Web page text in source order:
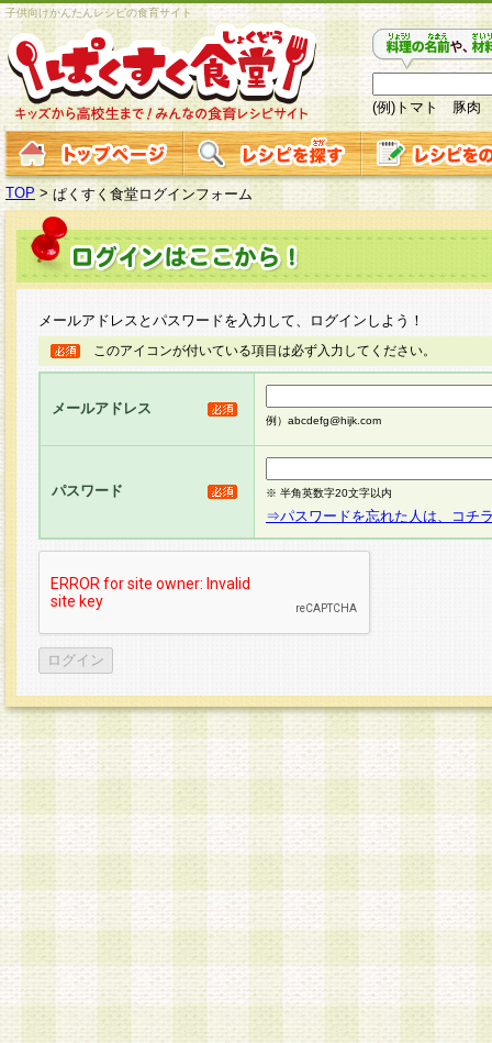
子供向けかんたんレシピの食育サイト
(例)トマト 豚肉
TOP > ぱくすく食堂ログインフォーム
メールアドレスとパスワードを入力して、ログインしよう！
このアイコンが付いている項目は必ず入力してください。
メールアドレス
例）abcdefg@hijk.com
パスワード ※ 半角英数字20文字以内
⇒パスワードを忘れた人は、コチ